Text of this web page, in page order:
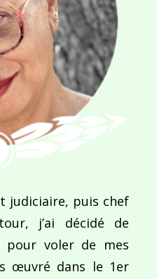
judiciaire, puis chef
j’ai décidé de
voler de mes
œuvré dans le 1er